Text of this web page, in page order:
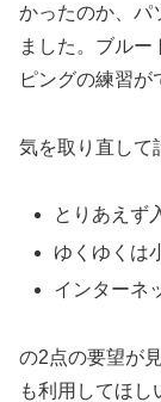
かったのか、パ
ました。ブルー
ピングの練習が
気を取り直して
とりあえず
ゆくゆくは
インターネ
の2点の要望が
も利用してほし